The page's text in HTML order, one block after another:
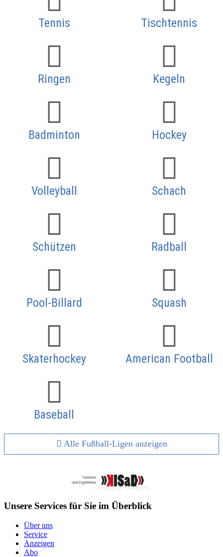
Tennis Tischtennis
Ringen Kegeln
Badminton Hockey
Volleyball Schach
Schützen Radball
Pool-Billard Squash
Skaterhockey American Football
Baseball
Alle Fußball-Ligen anzeigen
Unsere Services für Sie im Überblick
Über uns
Service
Anzeigen
Abo